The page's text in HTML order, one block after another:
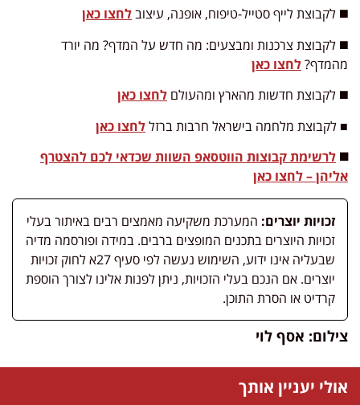
◼️ לקבוצת לייף סטייל-טיפוח, אופנה, עיצובלחצו כאן
◼️ לקבוצת צרכנות ומבצעים: מה חדש על המדף? מה יורד
מהמדף?לחצו כאן
◼️ לקבוצת חדשות מהארץ ומהעולם לחצו כאן
■ לקבוצת מלחמה בישראל חרבות ברזללחצו כאן
◼️ לרשימת קבוצות הווטסאפ השוות שכדאי לכם להצטרף
אליהן – לחצו כאן
זכויות יוצרים: המערכת משקיעה מאמצים רבים באיתור בעלי
זכויות היוצרים בתכנים המופצים ברבים. במידה ופורסמה מדיה
שבעליה אינו ידוע, השימוש נעשה לפי סעיף 27א לחוק זכויות
יוצרים. אם הנכם בעלי הזכויות, ניתן לפנות אלינו לצורך הוספת
קרדיט או הסרת התוכן.
צילום: אסף לוי
אולי יעניין אותך